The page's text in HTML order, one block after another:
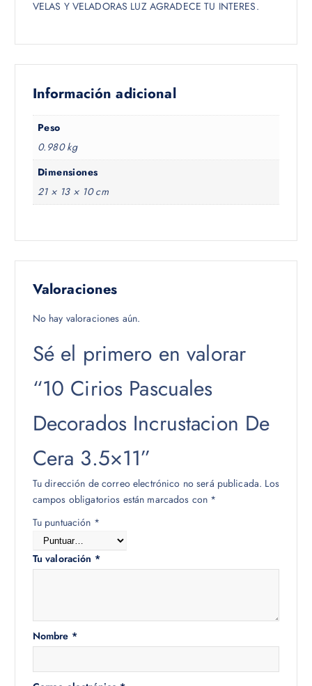
VELAS Y VELADORAS LUZ AGRADECE TU INTERES.
Información adicional
Peso
0.980 kg
Dimensiones
21 × 13 × 10 cm
Valoraciones
No hay valoraciones aún.
Sé el primero en valorar
“10 Cirios Pascuales
Decorados Incrustacion De
Cera 3.5×11”
Tu dirección de correo electrónico no será publicada. Los
campos obligatorios están marcados con *
Tu puntuación *
Tu valoración *
Nombre *